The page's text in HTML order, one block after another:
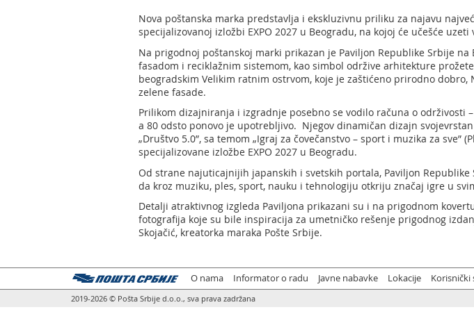
Nova poštanska marka predstavlja i ekskluzivnu priliku za najavu
specijalizovanoj izložbi EXPO 2027 u Beogradu, na kojoj će učešće
Na prigodnoj poštanskoj marki prikazan je Paviljon Republike Srbije na
fasadom i reciklažnim sistemom, kao simbol održive arhitekture
beogradskim Velikim ratnim ostrvom, koje je zaštićeno prirodno
zelene fasade.
Prilikom dizajniranja i izgradnje posebno se vodilo računa o
a 80 odsto ponovo je upotrebljivo. Njegov dinamičan dizajn
„Društvo 5.0”, sa temom „Igraj za čovečanstvo – sport i muzika za
specijalizovane izložbe EXPO 2027 u Beogradu.
Od strane najuticajnijih japanskih i svetskih portala, Paviljon
da kroz muziku, ples, sport, nauku i tehnologiju otkriju značaj igre u
Detalji atraktivnog izgleda Paviljona prikazani su i na prigodnom
fotografija koje su bile inspiracija za umetničko rešenje prigodnog
Skojačić, kreatorka maraka Pošte Srbije.
O nama Informator o radu Javne nabavke Lokacije Korisnički
2019-2026 © Pošta Srbije d.o.o., sva prava zadržana